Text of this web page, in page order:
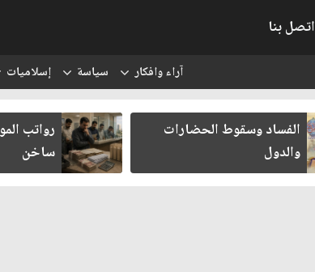
اتصل بنا
آراء وافكار سياسة إسلاميات
رواتب الموظفين على صفيح
ساخن
هجرة
الأسباب
والإدارية